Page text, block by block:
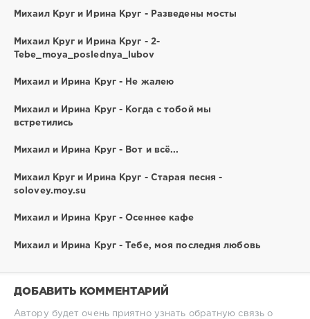
Михаил Круг и Ирина Круг - Разведены мосты
Михаил Круг и Ирина Круг - 2-
Tebe_moya_poslednya_lubov
Михаил и Ирина Круг - Не жалею
Михаил и Ирина Круг - Когда с тобой мы
встретились
Михаил и Ирина Круг - Вот и всё...
Михаил Круг и Ирина Круг - Старая песня -
solovey.moy.su
Михаил и Ирина Круг - Осеннее кафе
Михаил и Ирина Круг - Тебе, моя последня любовь
ДОБАВИТЬ КОММЕНТАРИЙ
Автору будет очень приятно узнать обратную связь о